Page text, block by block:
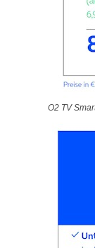
O2 TV